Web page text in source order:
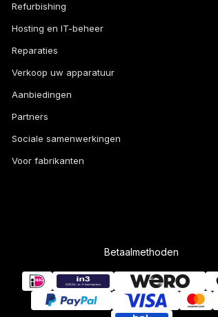
Refurbishing
Hosting en IT-beheer
Reparaties
Verkoop uw apparatuur
Aanbiedingen
Partners
Sociale samenwerkingen
Voor fabrikanten
Betaalmethoden